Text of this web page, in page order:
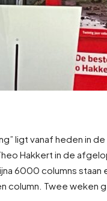
ligt vanaf heden in
Hakkert in de
6000 columns staan
column. Twee weken